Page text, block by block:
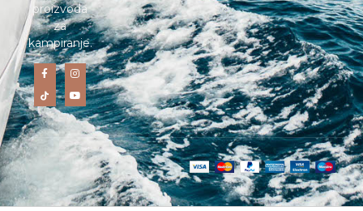
proizvoda
za
kampiranje.